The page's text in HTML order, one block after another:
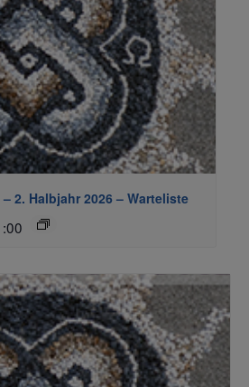
2. Halbjahr 2026 – Warteliste